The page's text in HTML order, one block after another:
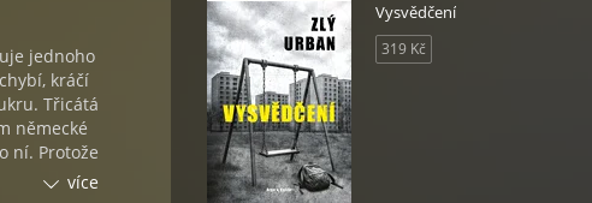
jednoho
kráčí
Třicátá
německé
ní. Protože
více
Vysvědčení
319 Kč